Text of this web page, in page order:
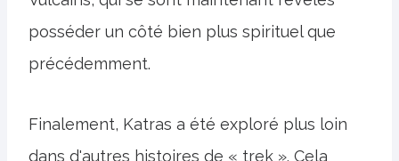
posséder un côté bien plus spirituel que
précédemment.
Finalement, Katras a été exploré plus loin
dans d'autres histoires de « trek ». Cela